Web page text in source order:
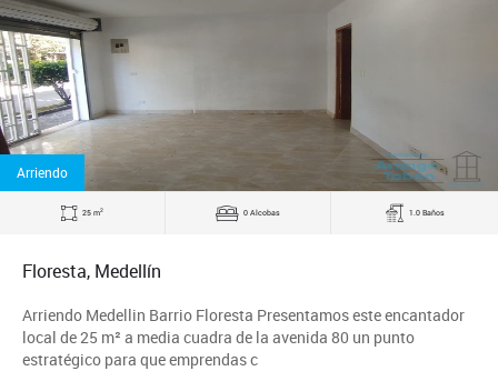
Arriendo
25 m2 0 Alcobas 1.0 Baños
Floresta, Medellín
Arriendo Medellin Barrio Floresta Presentamos este encantador
local de 25 m² a media cuadra de la avenida 80 un punto
estratégico para que emprendas c